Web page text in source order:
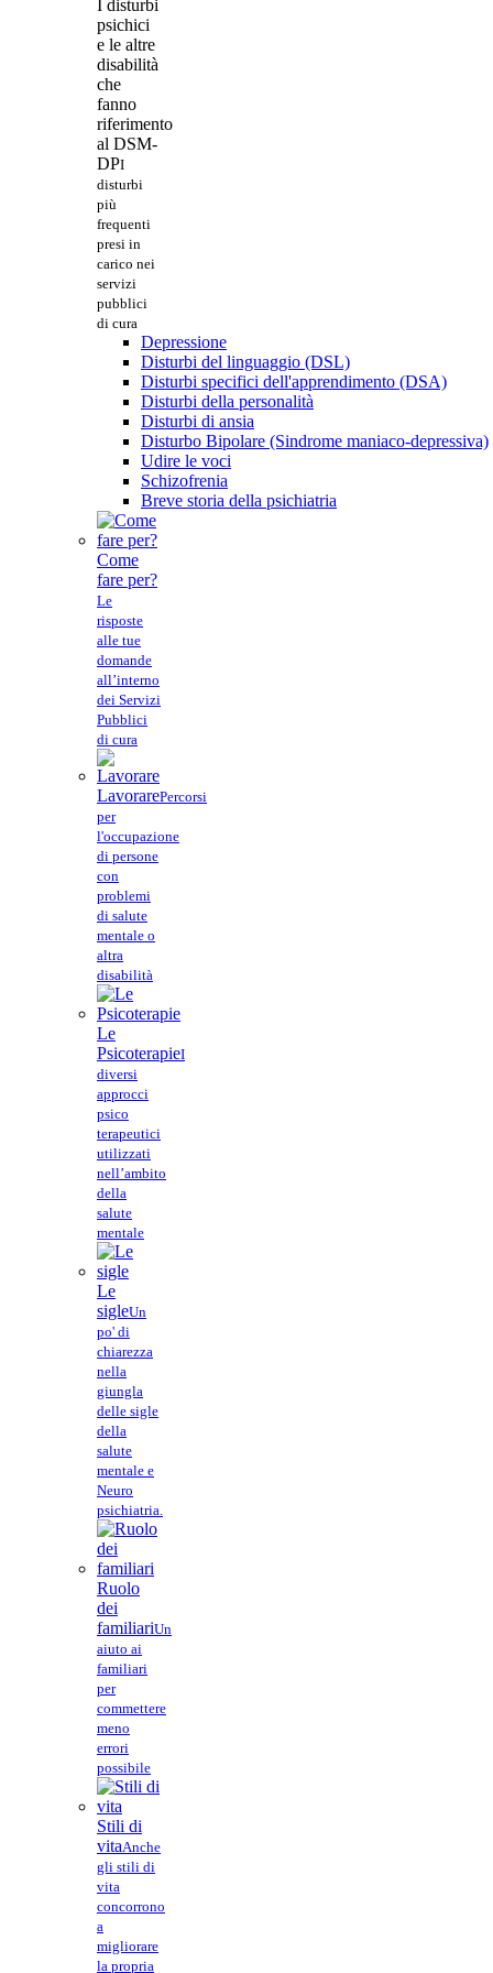
I disturbi
psichici
e le altre
disabilità
che
fanno
riferimento
al DSM-
DPI
disturbi
più
frequenti
presi in
carico nei
servizi
pubblici
di cura
Depressione
Disturbi del linguaggio (DSL)
Disturbi specifici dell'apprendimento (DSA)
Disturbi della personalità
Disturbi di ansia
Disturbo Bipolare (Sindrome maniaco-depressiva)
Udire le voci
Schizofrenia
Breve storia della psichiatria
Come
fare per?
Le
risposte
alle tue
domande
all’interno
dei Servizi
Pubblici
di cura
LavorarePercorsi
per
l'occupazione
di persone
con
problemi
di salute
mentale o
altra
disabilità
Le
PsicoterapieI
diversi
approcci
psico
terapeutici
utilizzati
nell’ambito
della
salute
mentale
Le
sigleUn
po' di
chiarezza
nella
giungla
delle sigle
della
salute
mentale e
Neuro
psichiatria.
Ruolo
dei
familiariUn
aiuto ai
familiari
per
commettere
meno
errori
possibile
Stili di
vitaAnche
gli stili di
vita
concorrono
a
migliorare
la propria